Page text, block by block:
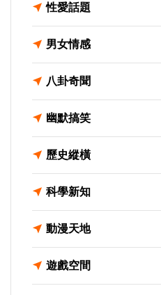
性愛話題
男女情感
八卦奇聞
幽默搞笑
歷史縱橫
科學新知
動漫天地
遊戲空間